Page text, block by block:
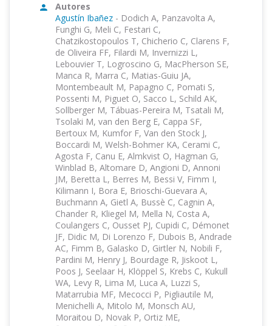
Autores
Agustín Ibañez - Dodich A, Panzavolta A,
Funghi G, Meli C, Festari C,
Chatzikostopoulos T, Chicherio C, Clarens F,
de Oliveira FF, Filardi M, Invernizzi L,
Lebouvier T, Logroscino G, MacPherson SE,
Manca R, Marra C, Matias-Guiu JA,
Montembeault M, Papagno C, Pomati S,
Possenti M, Piguet O, Sacco L, Schild AK,
Sollberger M, Tábuas-Pereira M, Tsatali M,
Tsolaki M, van den Berg E, Cappa SF,
Bertoux M, Kumfor F, Van den Stock J,
Boccardi M, Welsh-Bohmer KA, Cerami C,
Agosta F, Canu E, Almkvist O, Hagman G,
Winblad B, Altomare D, Angioni D, Annoni
JM, Beretta L, Berres M, Bessi V, Fimm I,
Kilimann I, Bora E, Brioschi-Guevara A,
Buchmann A, Gietl A, Bussè C, Cagnin A,
Chander R, Kliegel M, Mella N, Costa A,
Coulangers C, Ousset PJ, Cupidi C, Démonet
JF, Didic M, Di Lorenzo F, Dubois B, Andrade
AC, Fimm B, Galasko D, Girtler N, Nobili F,
Pardini M, Henry J, Bourdage R, Jiskoot L,
Poos J, Seelaar H, Klöppel S, Krebs C, Kukull
WA, Levy R, Lima M, Luca A, Luzzi S,
Matarrubia MF, Mecocci P, Pigliautile M,
Menichelli A, Mitolo M, Monsch AU,
Moraitou D, Novak P, Ortiz ME,